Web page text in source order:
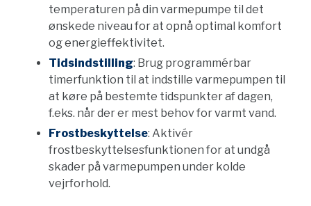
temperaturen på din varmepumpe til det
ønskede niveau for at opnå optimal komfort
og energieffektivitet.
Tidsindstilling: Brug programmérbar
timerfunktion til at indstille varmepumpen til
at køre på bestemte tidspunkter af dagen,
f.eks. når der er mest behov for varmt vand.
Frostbeskyttelse: Aktivér
frostbeskyttelsesfunktionen for at undgå
skader på varmepumpen under kolde
vejrforhold.